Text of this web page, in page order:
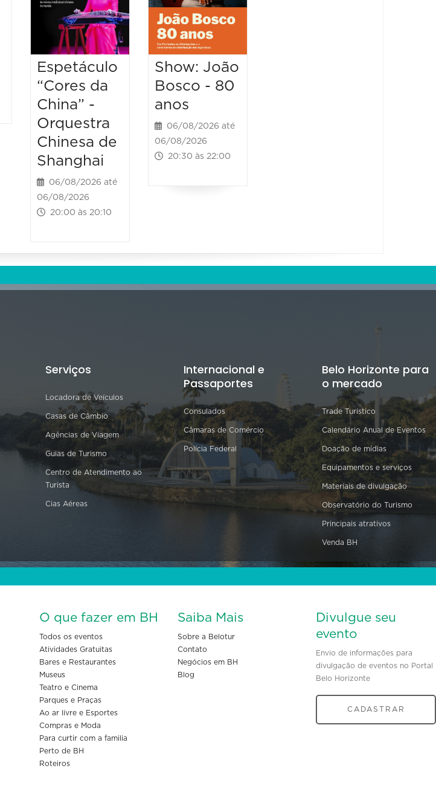
Espetáculo
“Cores da
China” -
Orquestra
Chinesa de
Shanghai
06/08/2026 até
06/08/2026
20:00 às 20:10
Show: João
Bosco - 80
anos
06/08/2026 até
06/08/2026
20:30 às 22:00
Serviços
Locadora de Veículos
Casas de Câmbio
Agências de Viagem
Guias de Turismo
Centro de Atendimento ao
Turista
Cias Aéreas
Internacional e
Passaportes
Consulados
Câmaras de Comércio
Polícia Federal
Belo Horizonte para
o mercado
Trade Turístico
Calendário Anual de Eventos
Doação de mídias
Equipamentos e serviços
Materiais de divulgação
Observatório do Turismo
Principais atrativos
Venda BH
O que fazer em BH
Todos os eventos
Atividades Gratuitas
Bares e Restaurantes
Museus
Teatro e Cinema
Parques e Praças
Ao ar livre e Esportes
Compras e Moda
Para curtir com a familia
Perto de BH
Roteiros
Saiba Mais
Sobre a Belotur
Contato
Negócios em BH
Blog
Divulgue seu
evento
Envio de informações para
divulgação de eventos no Portal
Belo Horizonte
CADASTRAR